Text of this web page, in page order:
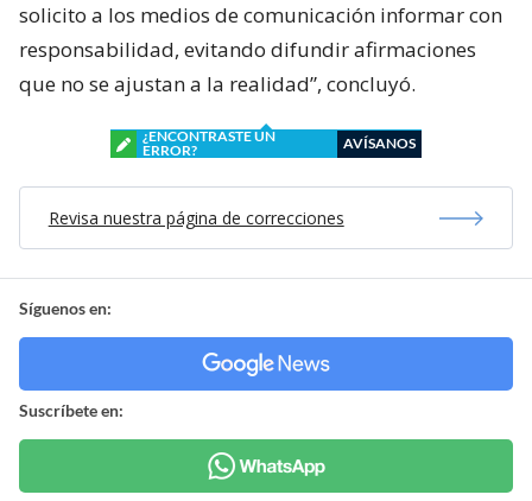
solicito a los medios de comunicación informar con
responsabilidad, evitando difundir afirmaciones
que no se ajustan a la realidad”, concluyó.
¿ENCONTRASTE UN
ERROR?
AVÍSANOS
Revisa nuestra página de correcciones
Síguenos en:
Suscríbete en: